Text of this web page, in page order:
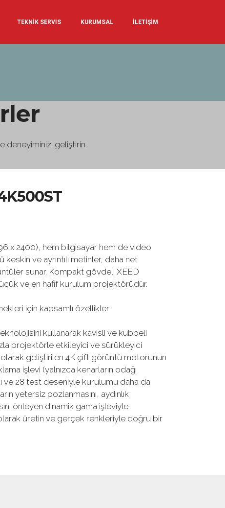
TEKNİK SERVİS KURUMSAL İLETİŞİM
deneyiminizi geliştirin.
x 2400), hem bilgisayar hem de video
keskin ve ayrıntılı metinler, daha net
sunar. Kompakt gövdeli XEED
ve en hafif kurulum projektörüdür.
için kapsamlı özellikler
kullanarak kavisli ve kubbeli
projektörle etkileyici ve sürükleyici
geliştirilen 4K çift görüntü motorunun
işlevi (yalnızca kenarların odağı
ve 28 test deseniyle kurulumu daha da
yetersiz pozlanmasını, aydınlık
önleyen dinamik gama işleviyle
üretin ve gerçek renkleriyle doğru bir